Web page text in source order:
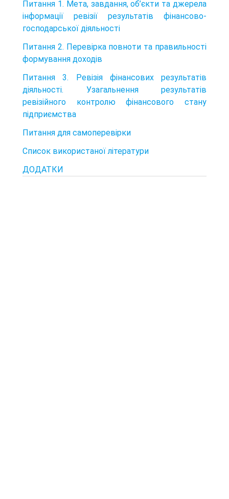
Питання 1. Мета, завдання, об’єкти та джерела
інформації ревізії результатів фінансово-
господарської діяльності
Питання 2. Перевірка повноти та правильності
формування доходів
Питання 3. Ревізія фінансових результатів
діяльності. Узагальнення результатів
ревізійного контролю фінансового стану
підприємства
Питання для самоперевірки
Список використаної літератури
ДОДАТКИ